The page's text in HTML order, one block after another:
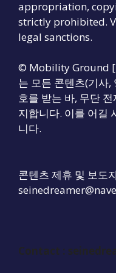
appropriation,
strictly prohibited.
legal sanctions.
© Mobility Ground [
는 모든 콘텐츠(기사,
호를 받는 바, 무단
지합니다. 이를 어길
니다.
콘텐츠 제휴 및 보도
Contact :